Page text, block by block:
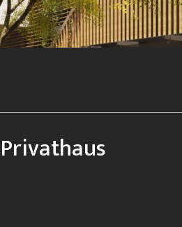
Privathaus